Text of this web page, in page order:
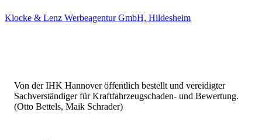
Klocke & Lenz Werbeagentur GmbH, Hildesheim
Von der IHK Hannover öffentlich bestellt und vereidigter
Sachverständiger für Kraftfahrzeugschaden- und Bewertung.
(Otto Bettels, Maik Schrader)